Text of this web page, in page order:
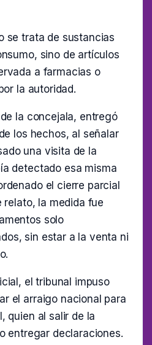
se trata de sustancias
sino de artículos
a farmacias o
la autoridad.
la concejala, entregó
los hechos, al señalar
una visita de la
detectado esa misma
el cierre parcial
relato, la medida fue
solo
sin estar a la venta ni
el tribunal impuso
el arraigo nacional para
quien al salir de la
entregar declaraciones.